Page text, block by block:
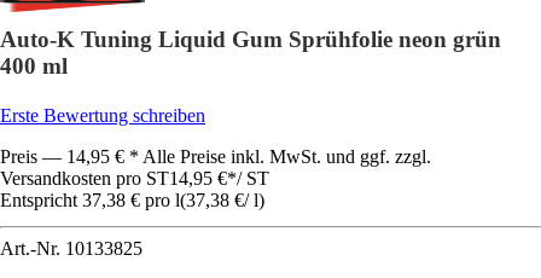
Auto-K Tuning Liquid Gum Sprühfolie neon grün
400 ml
Erste Bewertung schreiben
Preis — 14,95 € * Alle Preise inkl. MwSt. und ggf. zzgl.
Versandkosten pro ST14,95 €*/ ST
Entspricht 37,38 € pro l(37,38 €/ l)
Art.-Nr. 10133825